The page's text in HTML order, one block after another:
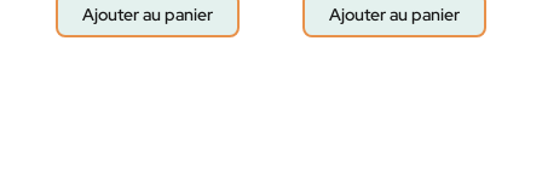
Ajouter au panier Ajouter au panier